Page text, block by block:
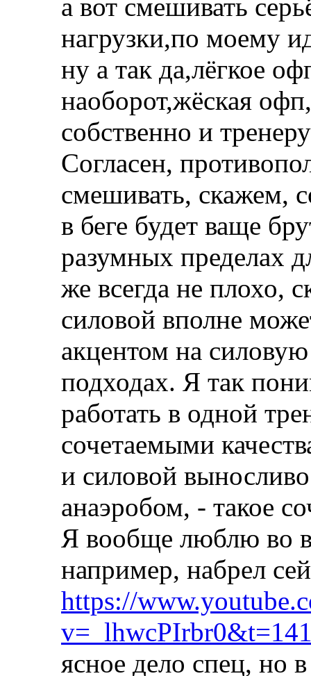
а вот смешивать
нагрузки,по моему
ну а так да,лёгкое
наоборот,жёская
собственно и
Согласен,
смешивать, скажем,
в беге будет ваще
разумных пределах
же всегда не плохо,
силовой вполне
акцентом на
подходах. Я так
работать в одной
сочетаемыми
и силовой
анаэробом, - такое
Я вообще люблю во
например, набрел
https://
ясное дело спец, но